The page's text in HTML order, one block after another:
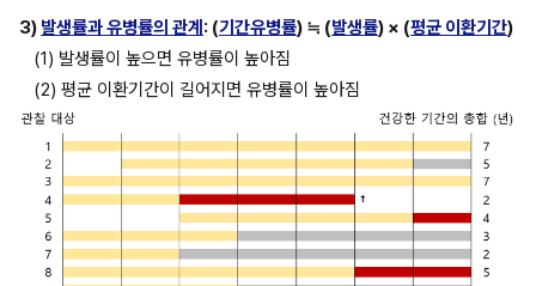
3) 발생률과 유병률의 관계 : (기간유병률) ≒ (발생률) × (평균 이환기간)
(1) 발생률이 높으면 유병률이 높아짐
(2) 평균 이환기간이 길어지면 유병률이 높아짐